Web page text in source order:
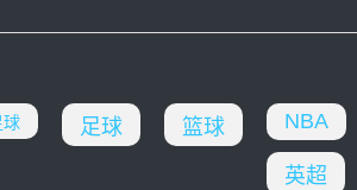
球 足球 篮球 NBA
英超